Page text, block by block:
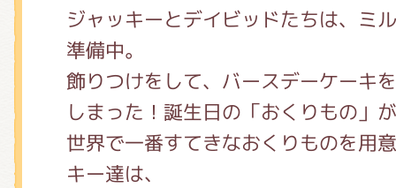
ジャッキーとデイビッドたちは、ミ
準備中。
飾りつけをして、バースデーケーキ
しまった！誕⽣⽇の「おくりもの」
世界で⼀番すてきなおくりものを⽤
キー達は、